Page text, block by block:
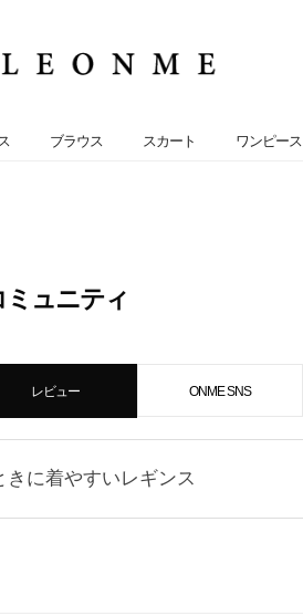
ブラウス スカート ワンピース
ミュニティ
レビュー ONME SNS
きに着やすいレギンス